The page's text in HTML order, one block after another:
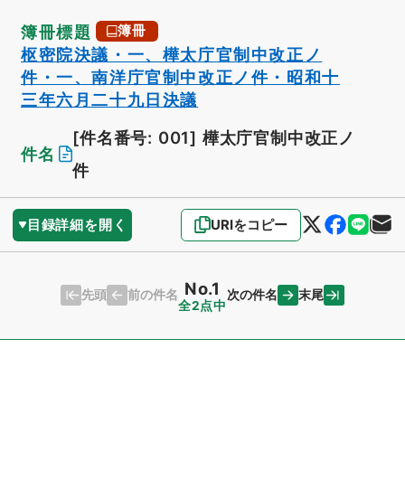
簿冊標題 簿冊
枢密院決議・一、樺太庁官制中改正ノ
件・一、南洋庁官制中改正ノ件・昭和十
三年六月二十九日決議
件名
[件名番号: 001] 樺太庁官制中改正ノ
件
目録詳細を開く URIをコピー
先頭 前の件名 No.1
全2点中
次の件名 末尾